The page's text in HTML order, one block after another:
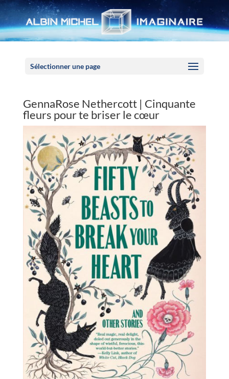
Sélectionner une page
GennaRose Nethercott | Cinquante
fleurs pour te briser le cœur
Panneau de gestion des cookies